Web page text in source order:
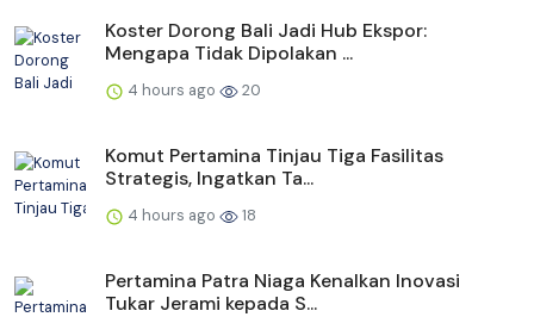
Koster Dorong Bali Jadi Hub Ekspor:
Mengapa Tidak Dipolakan ...
4 hours ago 20
Komut Pertamina Tinjau Tiga Fasilitas
Strategis, Ingatkan Ta...
4 hours ago 18
Pertamina Patra Niaga Kenalkan Inovasi
Tukar Jerami kepada S...